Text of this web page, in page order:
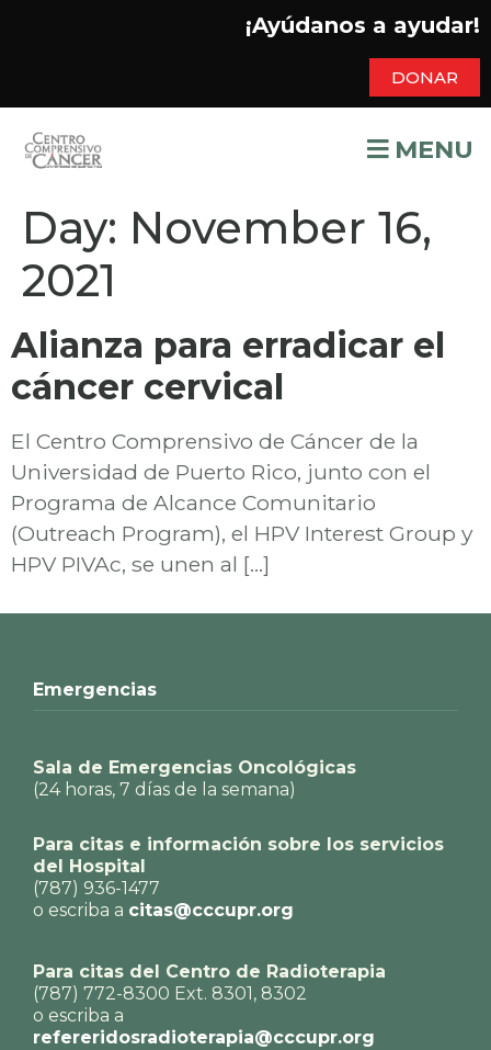
¡Ayúdanos a ayudar!
DONAR
MENU
Day: November 16,
2021
Alianza para erradicar el
cáncer cervical
El Centro Comprensivo de Cáncer de la
Universidad de Puerto Rico, junto con el
Programa de Alcance Comunitario
(Outreach Program), el HPV Interest Group y
HPV PIVAc, se unen al […]
Emergencias
Sala de Emergencias Oncológicas
(24 horas, 7 días de la semana)
Para citas e información sobre los servicios
del Hospital
(787) 936-1477
o escriba a citas@cccupr.org
Para citas del Centro de Radioterapia
(787) 772-8300 Ext. 8301, 8302
o escriba a
refereridosradioterapia@cccupr.org